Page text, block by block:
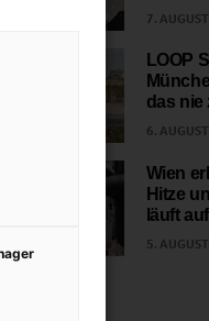
7.
LOOP
das nie
6.
Wien
Hitze
läuft
5.